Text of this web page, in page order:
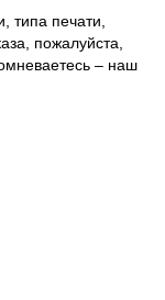
типа печати,
пожалуйста,
– наш